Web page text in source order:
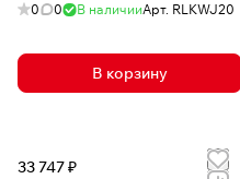
0 0 В наличииАрт. RLKWJ20
В корзину
33 747 ₽